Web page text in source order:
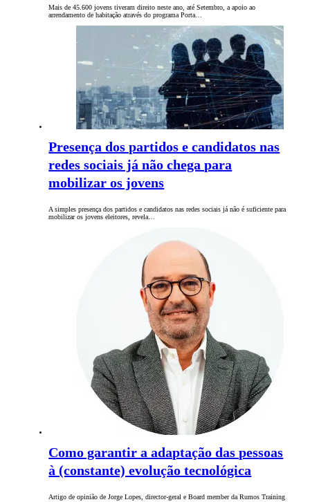
Mais de 45.600 jovens tiveram direito neste ano, até Setembro, a apoio ao
arrendamento de habitação através do programa Porta…
Presença dos partidos e candidatos nas
redes sociais já não chega para
mobilizar os jovens
A simples presença dos partidos e candidatos nas redes sociais já não é suficiente para
mobilizar os jovens eleitores, revela…
Como garantir a adaptação das pessoas
à (constante) evolução tecnológica
Artigo de opinião de Jorge Lopes, director-geral e Board member da Rumos Training